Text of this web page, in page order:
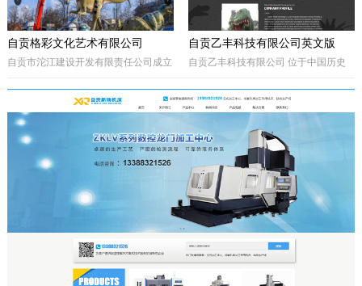
自贡乙丰科技有限公司英文版
自贡乙丰科技有限公司 位于中国历史
城”、“千年盐都”美誉的四川省自贡市。
公司自成立以来秉承质量第一、诚信为
本、开拓创兴的经营理念为宗旨，取得
了国内外客户的高度认可。公司拥有优
秀的策划设计团队、实战经验丰富的施
工队伍、科学的管理模式，秉承着创新
的理念、先进的技术、严格的施工管
理、热诚服务的态度为客户创造更大的
自贡格彩文化艺术有限公司
自贡市沱江建设开发有限责任公司成立
于自贡市高新区金泽华府旁，注册资本
10000万元，由自贡市城市建设投资开
发集团有限公司、自贡市鸿宇实业有限
公司、自贡市大安区汇安国有资本投资
运营集团有限公司、自贡市宇盛投资有
限公司等四个国有公司出资组建，市城
投集团控股。公司经营范围是沱江航电
镇、新农村和现代农业建设、移民安置
服务，基础设施及岸线生态建设，河道